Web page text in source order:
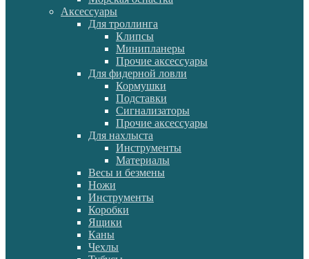
Аксессуары
Для троллинга
Клипсы
Минипланеры
Прочие аксессуары
Для фидерной ловли
Кормушки
Подставки
Сигнализаторы
Прочие аксессуары
Для нахлыста
Инструменты
Материалы
Весы и безмены
Ножи
Инструменты
Коробки
Ящики
Каны
Чехлы